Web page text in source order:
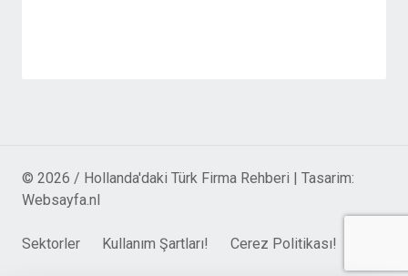
© 2026 / Hollanda'daki Türk Firma Rehberi | Tasarim:
Websayfa.nl
Sektorler Kullanım Şartları! Cerez Politikası!